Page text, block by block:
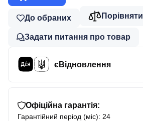
До обраних Порівняти
Задати питання про товар
єВідновлення
Офіційна гарантія:
Гарантійний період (міс): 24